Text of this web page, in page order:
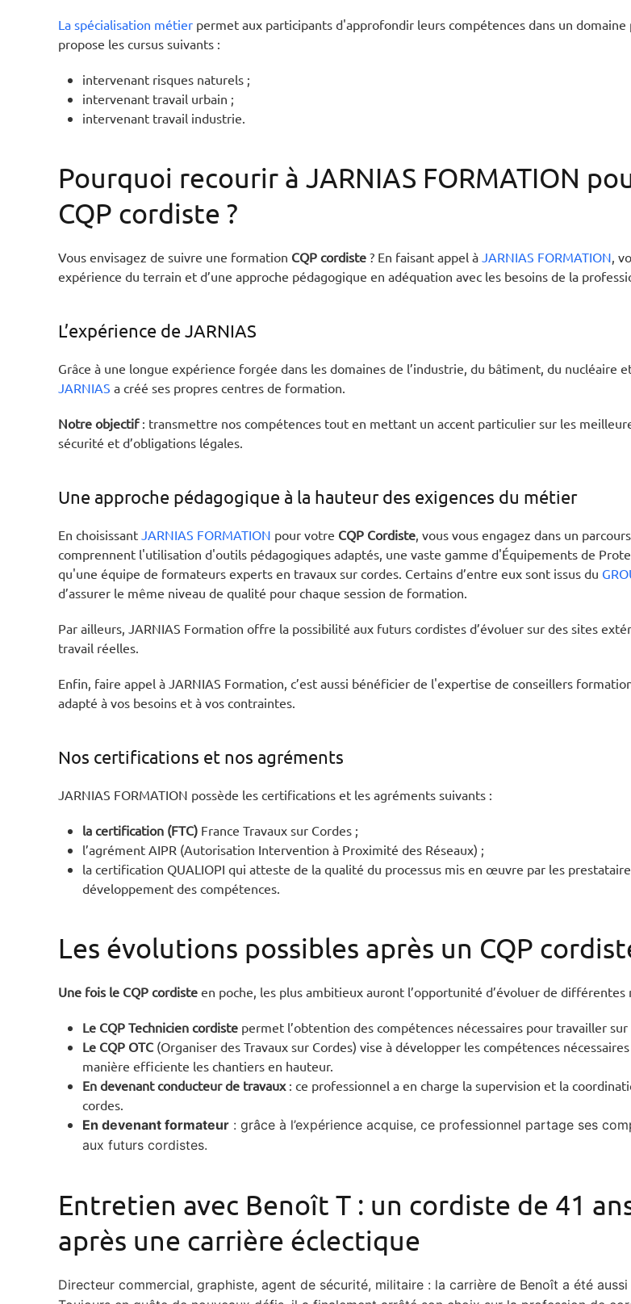
La spécialisation métier permet aux participants d'approfondir leurs compétences dans un domaine
propose les cursus suivants :
intervenant risques naturels ;
intervenant travail urbain ;
intervenant travail industrie.
Pourquoi recourir à JARNIAS FORMATION
CQP cordiste ?
Vous envisagez de suivre une formation CQP cordiste ? En faisant appel à JARNIAS FORMATION ,
expérience du terrain et d’une approche pédagogique en adéquation avec les besoins de la
L’expérience de JARNIAS
Grâce à une longue expérience forgée dans les domaines de l’industrie, du bâtiment, du nucléaire
JARNIAS a créé ses propres centres de formation.
Notre objectif : transmettre nos compétences tout en mettant un accent particulier sur les
sécurité et d’obligations légales.
Une approche pédagogique à la hauteur des exigences du métier
En choisissant JARNIAS FORMATION pour votre CQP Cordiste , vous vous engagez dans un
comprennent l'utilisation d'outils pédagogiques adaptés, une vaste gamme d'Équipements de
qu'une équipe de formateurs experts en travaux sur cordes. Certains d’entre eux sont issus du
d’assurer le même niveau de qualité pour chaque session de formation.
Par ailleurs, JARNIAS Formation offre la possibilité aux futurs cordistes d’évoluer sur des sites
travail réelles.
Enfin, faire appel à JARNIAS Formation, c’est aussi bénéficier de l'expertise de conseillers
adapté à vos besoins et à vos contraintes.
Nos certifications et nos agréments
JARNIAS FORMATION possède les certifications et les agréments suivants :
la certification (FTC) France Travaux sur Cordes ;
l’agrément AIPR (Autorisation Intervention à Proximité des Réseaux) ;
la certification QUALIOPI qui atteste de la qualité du processus mis en œuvre par les
développement des compétences.
Les évolutions possibles après un CQP
Une fois le CQP cordiste en poche, les plus ambitieux auront l’opportunité d’évoluer de différentes
Le CQP Technicien cordiste permet l’obtention des compétences nécessaires pour travailler sur
Le CQP OTC (Organiser des Travaux sur Cordes) vise à développer les compétences
manière efficiente les chantiers en hauteur.
En devenant conducteur de travaux : ce professionnel a en charge la supervision et la
cordes.
En devenant formateur : grâce à l’expérience acquise, ce professionnel partage ses
aux futurs cordistes.
Entretien avec Benoît T : un cordiste de 41
après une carrière éclectique
Directeur commercial, graphiste, agent de sécurité, militaire : la carrière de Benoît a été